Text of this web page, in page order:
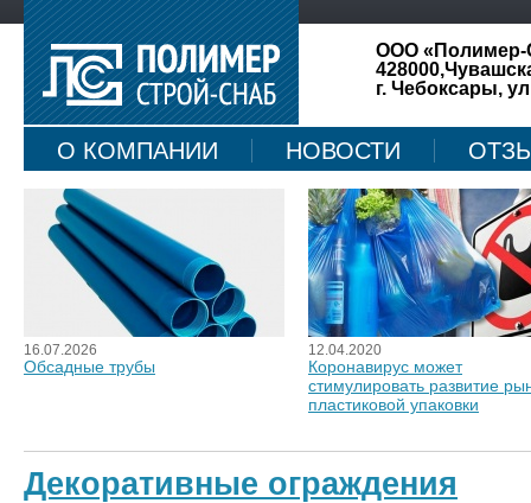
ООО «Полимер-
г. Чебоксары,
О КОМПАНИИ НОВОСТИ
КАРТА САЙТА
16.07.2026
Обсадные трубы
12.04.2020
Коронавирус может
стимулировать развитие
пластиковой упаковки
Декоративные ограждения